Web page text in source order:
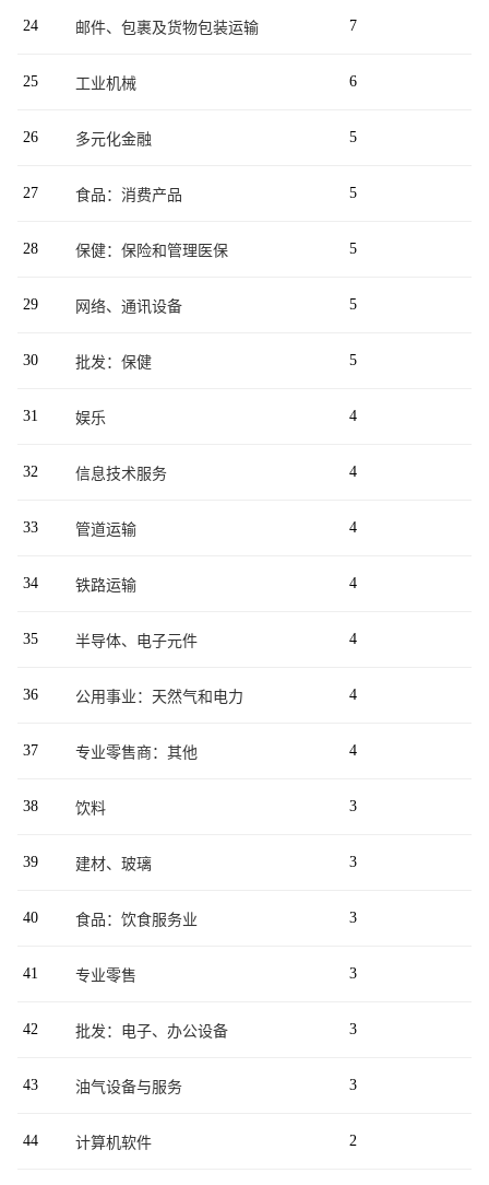
24 邮件、包裹及货物包装运输 7
25 工业机械 6
26 多元化金融 5
27 食品：消费产品 5
28 保健：保险和管理医保 5
29 网络、通讯设备 5
30 批发：保健 5
31 娱乐 4
32 信息技术服务 4
33 管道运输 4
34 铁路运输 4
35 半导体、电子元件 4
36 公用事业：天然气和电力 4
37 专业零售商：其他 4
38 饮料 3
39 建材、玻璃 3
40 食品：饮食服务业 3
41 专业零售 3
42 批发：电子、办公设备 3
43 油气设备与服务 3
44 计算机软件 2